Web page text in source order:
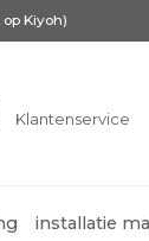
op Kiyoh)
Klantenservice
installatie